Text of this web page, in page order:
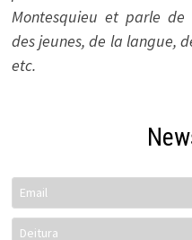
Montesquieu et parle de
des jeunes, de la langue,
etc.